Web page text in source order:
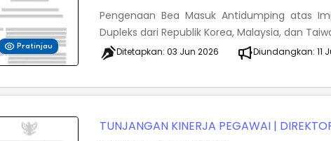
Pratinjau
Pengenaan Bea Masuk Antidumping atas
Dupleks dari Republik Korea, Malaysia, dan
Ditetapkan:03 Jun 2026 Diundangkan:11
TUNJANGAN KINERJA PEGAWAI |